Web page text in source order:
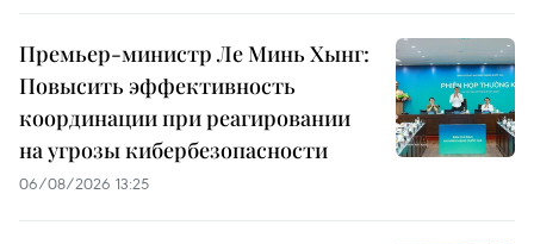
Премьер-министр Ле Минь Хынг:
Повысить эффективность
координации при реагировании
на угрозы кибербезопасности
06/08/2026 13:25